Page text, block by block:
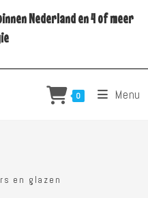
Nederland en 4 of meer
0 Menu
en glazen